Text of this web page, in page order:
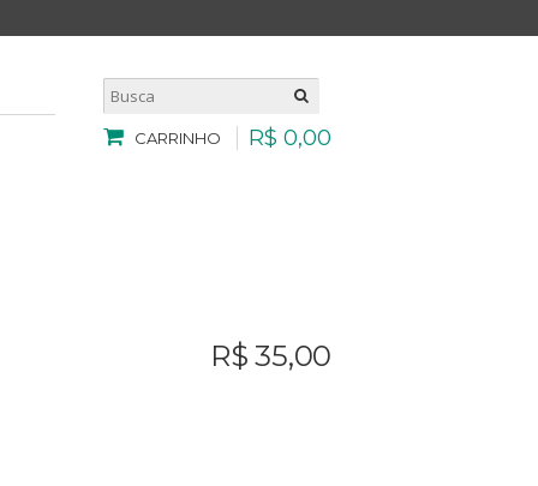
CARRINHO R$ 0,00
R$ 35,00